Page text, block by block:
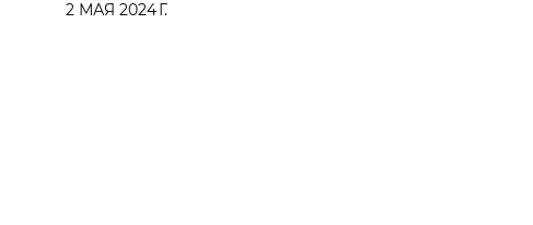
2 МАЯ 2024 Г.